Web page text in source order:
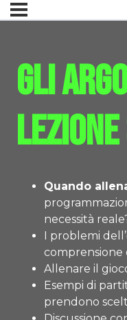
Gli
lezione
Quando
necessità
I problemi
comprensione
Allenare il
Esempi di
prendono